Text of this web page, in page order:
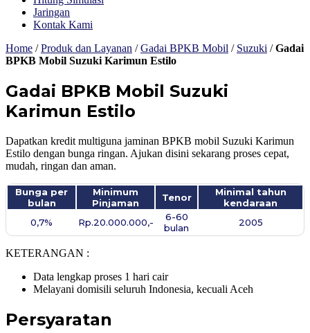
Jaringan
Kontak Kami
Home /Produk dan Layanan /Gadai BPKB Mobil / Suzuki /Gadai
BPKB Mobil Suzuki Karimun Estilo
Gadai BPKB Mobil Suzuki
Karimun Estilo
Dapatkan kredit multiguna jaminan BPKB mobil Suzuki Karimun
Estilo dengan bunga ringan. Ajukan disini sekarang proses cepat,
mudah, ringan dan aman.
Bunga per
bulan
Minimum
Pinjaman
Tenor
Minimal tahun
kendaraan
0,7%
Rp.20.000.000,-
6-60
bulan
2005
KETERANGAN :
Data lengkap proses 1 hari cair
Melayani domisili seluruh Indonesia, kecuali Aceh
Persyaratan